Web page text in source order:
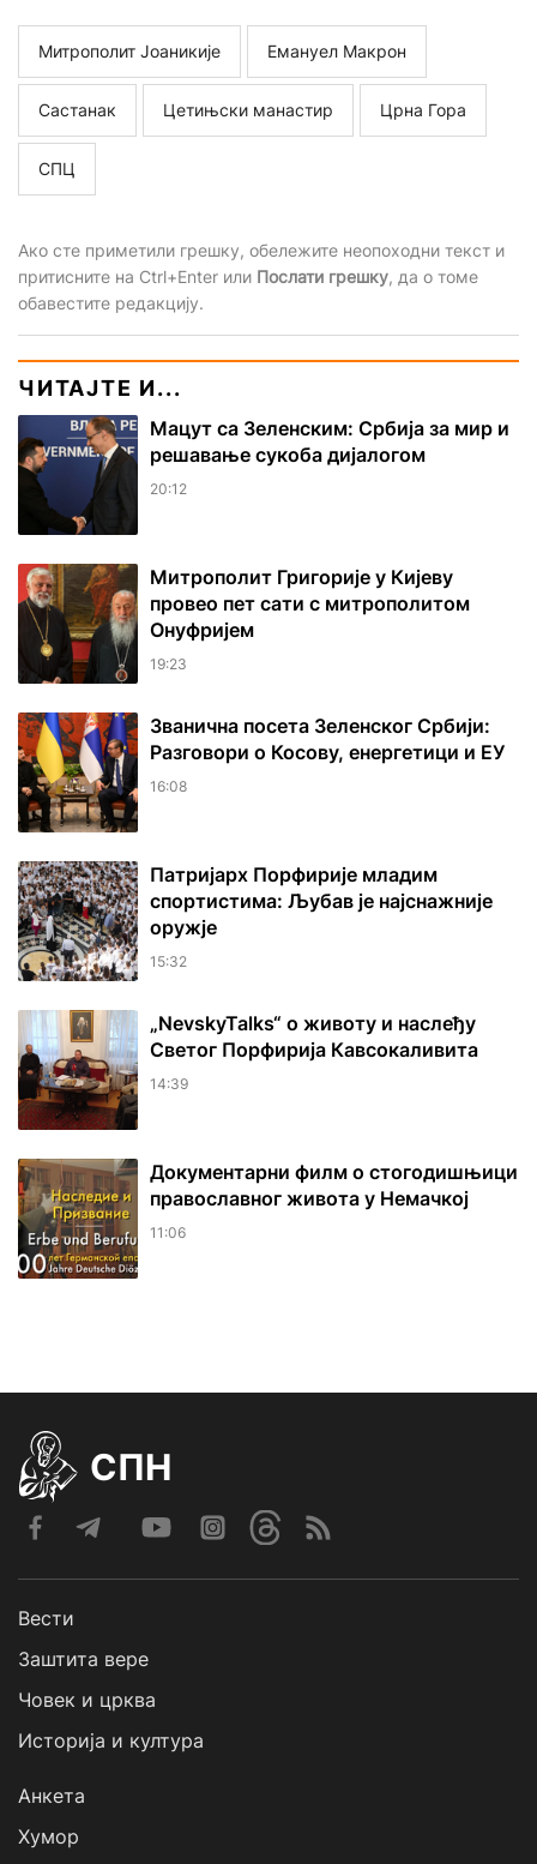
Митрополит Јоаникије Емануел Макрон
Састанак Цетињски манастир Црна Гора
СПЦ
Ако сте приметили грешку, обележите неопоходни текст и
притисните на Ctrl+Enter или Послати грешку, да о томе
обавестите редакцију.
ЧИТАЈТЕ И...
Мацут са Зеленским: Србија за мир и
решавање сукоба дијалогом
20:12
Митрополит Григорије у Кијеву
провео пет сати с митрополитом
Онуфријем
19:23
Званична посета Зеленског Србији:
Разговори о Косову, енергетици и ЕУ
16:08
Патријарх Порфирије младим
спортистима: Љубав је најснажније
оружје
15:32
„NevskyTalks“ о животу и наслеђу
Светог Порфирија Кавсокаливита
14:39
Документарни филм о стогодишњици
православног живота у Немачкој
11:06
СПН
Вести
Заштита вере
Човек и црква
Историја и култура
Анкета
Хумор